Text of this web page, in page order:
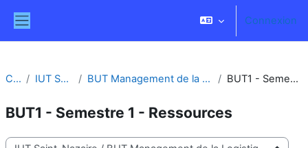
Connexion
Cours IUT Saint-Nazaire BUT Management de la Logistique et des Transports BUT1 - Semestre 1 - Ressources
BUT1 - Semestre 1 - Ressources